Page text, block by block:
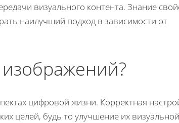
визуального контента. Знание
наилучший подход в зависимости от
цифровой жизни. Корректная
целей, будь то улучшение их визуальной